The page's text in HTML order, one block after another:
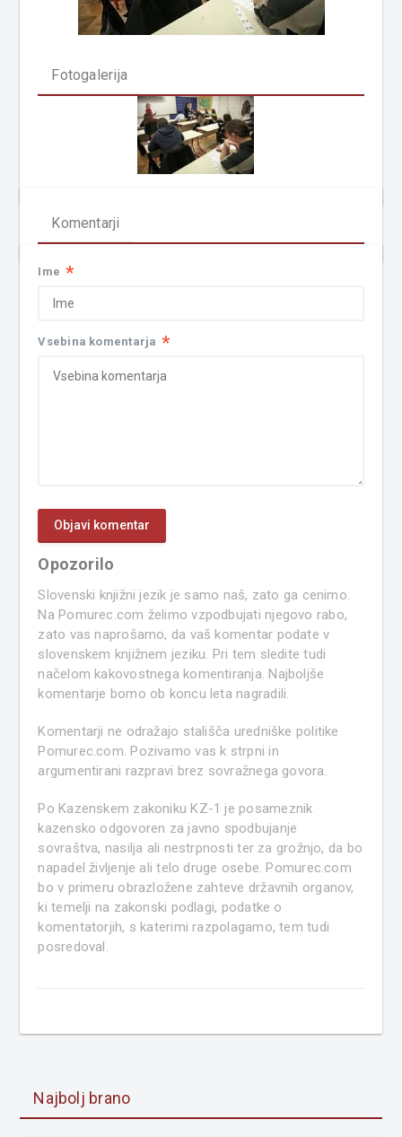
Fotogalerija
Komentarji
Ime *
Vsebina komentarja *
Opozorilo
Slovenski knjižni jezik je samo naš, zato ga cenimo.
Na Pomurec.com želimo vzpodbujati njegovo rabo,
zato vas naprošamo, da vaš komentar podate v
slovenskem knjižnem jeziku. Pri tem sledite tudi
načelom kakovostnega komentiranja. Najboljše
komentarje bomo ob koncu leta nagradili.
Komentarji ne odražajo stališča uredniške politike
Pomurec.com. Pozivamo vas k strpni in
argumentirani razpravi brez sovražnega govora.
Po Kazenskem zakoniku KZ-1 je posameznik
kazensko odgovoren za javno spodbujanje
sovraštva, nasilja ali nestrpnosti ter za grožnjo, da bo
napadel življenje ali telo druge osebe. Pomurec.com
bo v primeru obrazložene zahteve državnih organov,
ki temelji na zakonski podlagi, podatke o
komentatorjih, s katerimi razpolagamo, tem tudi
posredoval.
Najbolj brano